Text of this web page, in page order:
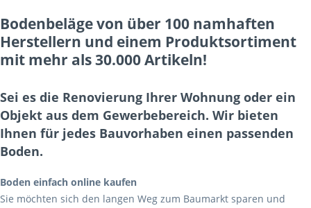
Bodenbeläge von über 100 namhaften
Herstellern und einem Produktsortiment
mit mehr als 30.000 Artikeln!
Sei es die Renovierung Ihrer Wohnung oder ein
Objekt aus dem Gewerbebereich. Wir bieten
Ihnen für jedes Bauvorhaben einen passenden
Boden.
Boden einfach online kaufen
Sie möchten sich den langen Weg zum Baumarkt sparen und